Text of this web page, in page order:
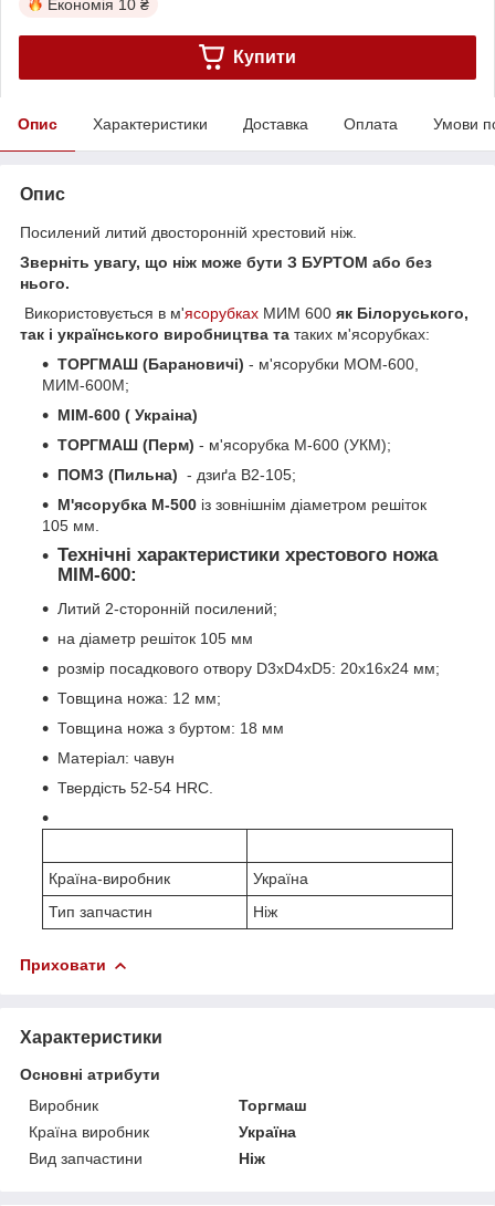
Економія 10 ₴
Купити
Опис Характеристики Доставка Оплата Умови
Опис
Посилений литий двосторонній хрестовий ніж.
Зверніть увагу, що ніж може бути З БУРТОМ або без
нього.
Використовується в м'ясорубках МИМ 600 як Білоруського,
так і українського виробництва та таких м'ясорубках:
ТОРГМАШ (Барановичі) - м'ясорубки МОМ-600,
МИМ-600М;
МІМ-600 ( Украіна)
ТОРГМАШ (Перм) - м'ясорубка М-600 (УКМ);
ПОМЗ (Пильна) - дзиґа В2-105;
М'ясорубка М-500 із зовнішнім діаметром решіток
105 мм.
Технічні характеристики хрестового ножа
МІМ-600:
Литий 2-сторонній посилений;
на діаметр решіток 105 мм
розмір посадкового отвору D3xD4xD5: 20х16х24 мм;
Товщина ножа: 12 мм;
Товщина ножа з буртом: 18 мм
Матеріал: чавун
Твердість 52-54 HRC.
Країна-виробник
Україна
Тип запчастин
Ніж
Приховати
Характеристики
Основні атрибути
Виробник
Торгмаш
Країна виробник
Україна
Вид запчастини
Ніж